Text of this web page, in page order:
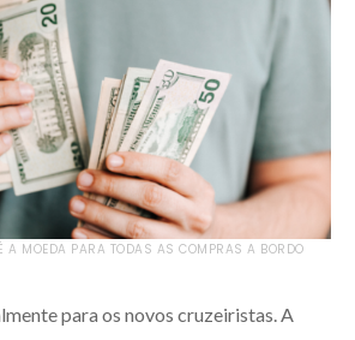
A MOEDA PARA TODAS AS COMPRAS A BORDO
para os novos cruzeiristas. A